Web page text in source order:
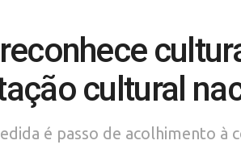
cultural
é passo de acolhimento à